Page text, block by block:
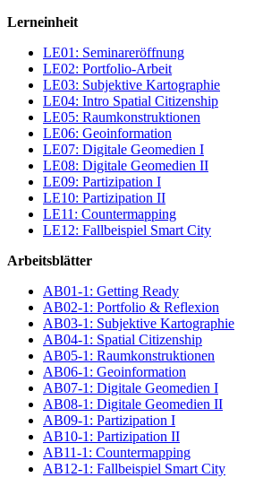
Lerneinheit
LE01: Seminareröffnung
LE02: Portfolio-Arbeit
LE03: Subjektive Kartographie
LE04: Intro Spatial Citizenship
LE05: Raumkonstruktionen
LE06: Geoinformation
LE07: Digitale Geomedien I
LE08: Digitale Geomedien II
LE09: Partizipation I
LE10: Partizipation II
LE11: Countermapping
LE12: Fallbeispiel Smart City
Arbeitsblätter
AB01-1: Getting Ready
AB02-1: Portfolio & Reflexion
AB03-1: Subjektive Kartographie
AB04-1: Spatial Citizenship
AB05-1: Raumkonstruktionen
AB06-1: Geoinformation
AB07-1: Digitale Geomedien I
AB08-1: Digitale Geomedien II
AB09-1: Partizipation I
AB10-1: Partizipation II
AB11-1: Countermapping
AB12-1: Fallbeispiel Smart City